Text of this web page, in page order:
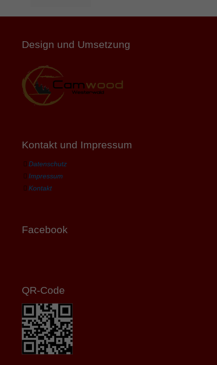
Design und Umsetzung
Kontakt und Impressum
Datenschutz
Impressum
Kontakt
Facebook
QR-Code